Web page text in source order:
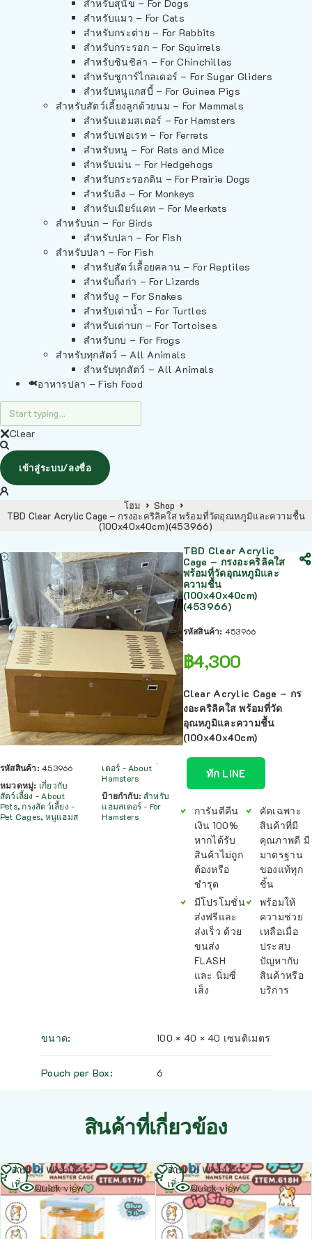
สำหรับสุนัข – For Dogs
สำหรับแมว – For Cats
สำหรับกระต่าย – For Rabbits
สำหรับกระรอก – For Squirrels
สำหรับชินชิล่า – For Chinchillas
สำหรับชูการ์ไกลเดอร์ – For Sugar Gliders
สำหรับหนูแกสบี้ – For Guinea Pigs
สำหรับสัตว์เลี้ยงลูกด้วยนม – For Mammals
สำหรับแฮมสเตอร์ – For Hamsters
สำหรับเฟอเรท – For Ferrets
สำหรับหนู – For Rats and Mice
สำหรับเม่น – For Hedgehogs
สำหรับกระรอกดิน – For Prairie Dogs
สำหรับลิง – For Monkeys
สำหรับเมียร์แคท – For Meerkats
สำหรับนก – For Birds
สำหรับปลา – For Fish
สำหรับปลา – For Fish
สำหรับสัตว์เลื้อยคลาน – For Reptiles
สำหรับกิ้งก่า – For Lizards
สำหรับงู – For Snakes
สำหรับเต่าน้ำ – For Turtles
สำหรับเต่าบก – For Tortoises
สำหรับกบ – For Frogs
สำหรับทุกสัตว์ – All Animals
สำหรับทุกสัตว์ – All Animals
อาหารปลา – Fish Food
Clear
เข้าสู่ระบบ/ลงชื่อ
โฮม
Shop
TBD Clear Acrylic Cage – กรงอะคริลิคใส พร้อมที่วัดอุณหภูมิและความชื้น
(100x40x40cm)(453966)
รหัสสินค้า:453966
หมวดหมู่: เกี่ยวกับ
สัตว์เลี้ยง - About
Pets, กรงสัตว์เลี้ยง -
Pet Cages, หนูแฮมส
เตอร์ - About
Hamsters
ป้ายกำกับ:สำหรับ
แฮมสเตอร์ - For
Hamsters
TBD Clear Acrylic
Cage – กรงอะคริลิคใส
พร้อมที่วัดอุณหภูมิและ
ความชื้น
(100x40x40cm)
(453966)
รหัสสินค้า: 453966
฿4,300
Clear Acrylic Cage – กร
งอะคริลิคใส พร้อมที่วัด
อุณหภูมิและความชื้น
(100x40x40cm)
ทัก LINE
การันตีคืน
เงิน 100%
หากได้รับ
สินค้าไม่ถูก
ต้องหรือ
ชำรุด
มีโปรโมชั่น
ส่งฟรีและ
ส่งเร็ว ด้วย
ขนส่ง
FLASH
และ นิ่มซี่
เส็ง
คัดเฉพาะ
สินค้าที่มี
คุณภาพดี มี
มาตรฐาน
ของแท้ทุก
ชิ้น
พร้อมให้
ความช่วย
เหลือเมื่อ
ประสบ
ปัญหากับ
สินค้าหรือ
บริการ
ขนาด 100 × 40 × 40 เซนติเมตร
Pouch per Box 6
สินค้าที่เกี่ยวข้อง
Add to Wishlist
Quick view
อ่าน
เพิ่ม
Add to Wishlist
Quick view
อ่าน
เพิ่ม